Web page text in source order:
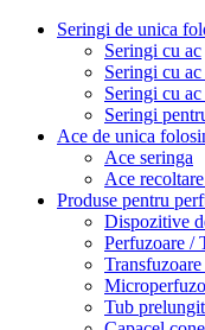
Seringi de unica
Seringi cu ac
Seringi cu
Seringi cu
Seringi
Ace de unica
Ace seringa
Ace
Produse pentru
Dispozitive
Perfuzoare /
Tub